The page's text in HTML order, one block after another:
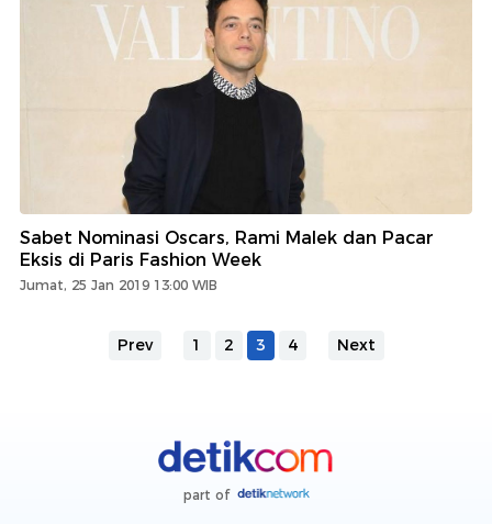
Sabet Nominasi Oscars, Rami Malek dan Pacar
Eksis di Paris Fashion Week
Jumat, 25 Jan 2019 13:00 WIB
Prev 1 2 3 4 Next
part of